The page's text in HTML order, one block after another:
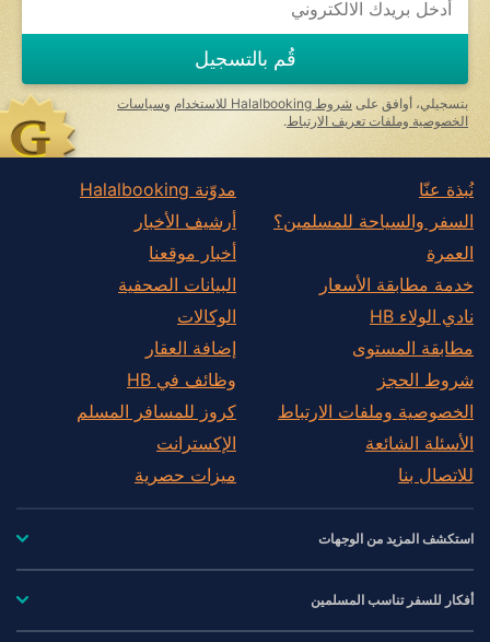
قُم بالتسجيل
بتسجيلي، أوافق على شروط Halalbooking للاستخدام وسياسات
الخصوصية وملفات تعريف الارتباط .
نُبذة عنّا
السفر والسياحة للمسلمين؟
العمرة
خدمة مطابقة الأسعار
نادي الولاء HB
مطابقة المستوى
شروط الحجز
الخصوصية وملفات الارتباط
الأسئلة الشائعة
للاتصال بنا
مدوّنة Halalbooking
أرشيف الأخبار
أخبار موقعنا
البيانات الصحفية
الوكالات
إضافة العقار
وظائف في HB
كروز للمسافر المسلم
الإكسترانت
ميزات حصرية
استكشف المزيد من الوجهات
أفكار للسفر تناسب المسلمين